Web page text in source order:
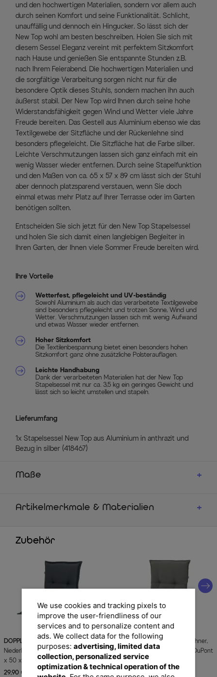
und den hochwertigen Materialien, sondern vor allem auch
durch seinen Komfort und seine Funktionalität. Schlicht,
unauffällig und dennoch ein Hingucker. So lässt sich der
New Top wohl am besten beschreiben. Holen Sie sich mit
diesem Sessel Eleganz vereint mit perfektem Sitzkomfort
nach Hause und genießen Sie entspannte Stunden z.B.
nach Ihrem Feierabend. Die hochwertigen Materialien und
die sorgfältige Verarbeitung sorgen nicht nur für die
besondere Optik dieses Stuhls, sondern machen ihn auch
äußerst stabil. Der New Top wird Ihnen durch seine hohe
Widerstandsfähigkeit gegen Wind und Wetter viele Jahre
Freude bereiten. Das Gestell aus Aluminium ebenso wie das
Textilgewebe der Sitzfläche und der Rückenlehne sind
besonders pflegeleicht. Die Sitzfläche hat die Farbe silber.
Leichte Verschmutzungen lassen sich ganz einfach mit ein
wenig Wasser wieder entfernen. Durch seine Stapelfunktion
und den Maßen von ca. 65 x 57 x 89 cm lässt sich der Stuhl
aber dennoch platzsparend verstauen, wenn Sie doch
einmal etwas mehr Platz auf Ihrer Terrasse oder im Garten
benötigen sollten.
Entscheiden Sie sich jetzt für den New Top Stapelsessel
und holen Sie sich damit einen langlebigen Begleiter in
Ihren Garten, der Ihnen viele Sommer Freude bereiten wird.
Ihre Vorteile
Wetterfest, pflegeleicht und UV-beständig
Sowohl Aluminium als auch das verarbeitete Textilgewebe
sind besonders pflegeleicht und trotzen Sonne, Wind und
Wetter. Verschmutzungen lassen sich mit wenig Aufwand
und etwas Wasser wieder entfernen.
Hoher Sitzkomfort
Die Textilenbespannung bietet einen besonders hohen
Sitzkomfort ganz ohne zusätzliche Polsterauflagen.
Leichte Handhabung
Dank der verarbeiteten Materialien hat der New Top
Stapelsessel mit nur ca. 3,5 kg ein geringes Gewicht und
lässt sich so leicht umstellen und stapeln.
Lieferumfang
1x Stapelsessel New Top aus Aluminium in anthrazit und
Bezug in silber (418467)
Maße
Artikelmerkmale & Materialien
Zubehör
DOPPLER
Niederlehner, anthrazit, Polyester, 100
x 50 x 7 cm
29,90 €
UVP 59,90 €
DOPPLERStuhlauflage Niederlehner,
grau, Dralon, 100x50x7cm, mit DuPont
Teflon Markenimprägnierung
39,90 €
We use cookies and tracking pixels to
improve the user-friendliness of our
services and to personalize content and
ads. We collect data for the following
purposes: advertising, limited data
collection, personalized service
optimization & technical operation of the